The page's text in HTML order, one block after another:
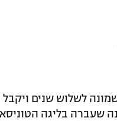
שעברה בליגה